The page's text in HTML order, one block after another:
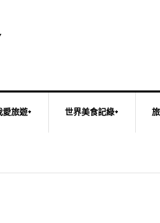
愛旅遊+ 世界美食記綠+